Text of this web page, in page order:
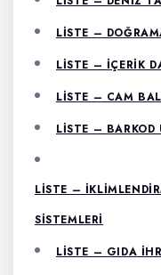
LISTE –
LISTE – İÇERIK
LISTE – CAM
LISTE – BARKOD
LISTE –
SISTEMLERI
LISTE – GIDA